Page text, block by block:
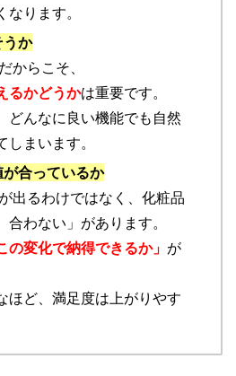
ります。
か
からこそ、
るかどうかは重要です。
どんなに良い機能でも自然
まいます。
合っているか
出るわけではなく、化粧品
わない」があります。
の変化で納得できるか」 が
ほど、満足度は上がりやす